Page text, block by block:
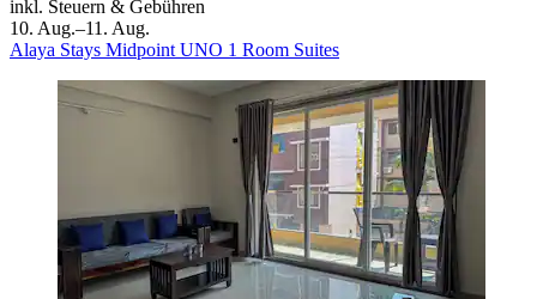
inkl. Steuern & Gebühren
10. Aug.–11. Aug.
Alaya Stays Midpoint UNO 1 Room Suites